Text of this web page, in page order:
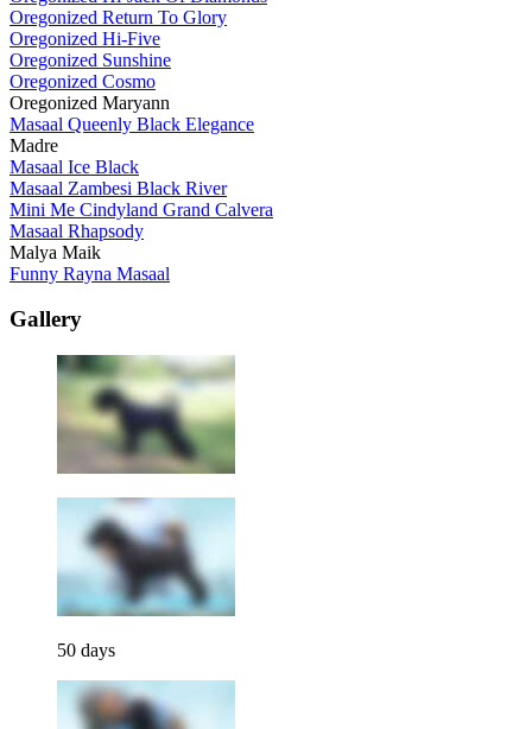
Oregonized Return To Glory
Oregonized Hi-Five
Oregonized Sunshine
Oregonized Cosmo
Oregonized Maryann
Masaal Queenly Black Elegance
Madre
Masaal Ice Black
Masaal Zambesi Black River
Mini Me Cindyland Grand Calvera
Masaal Rhapsody
Malya Maik
Funny Rayna Masaal
Gallery
50 days